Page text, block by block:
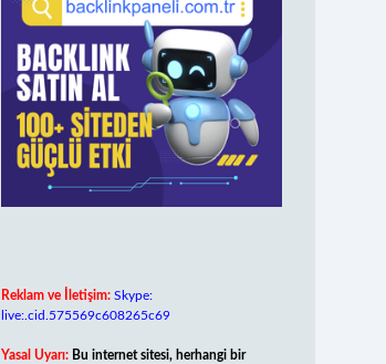
Reklam ve İletişim: Skype:
live:.cid.575569c608265c69
Yasal Uyarı: Bu internet sitesi, herhangi bir